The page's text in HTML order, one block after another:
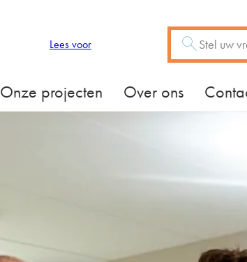
Onze projecten Over ons
Lees voor Zoeken
Vraag of trefwoord